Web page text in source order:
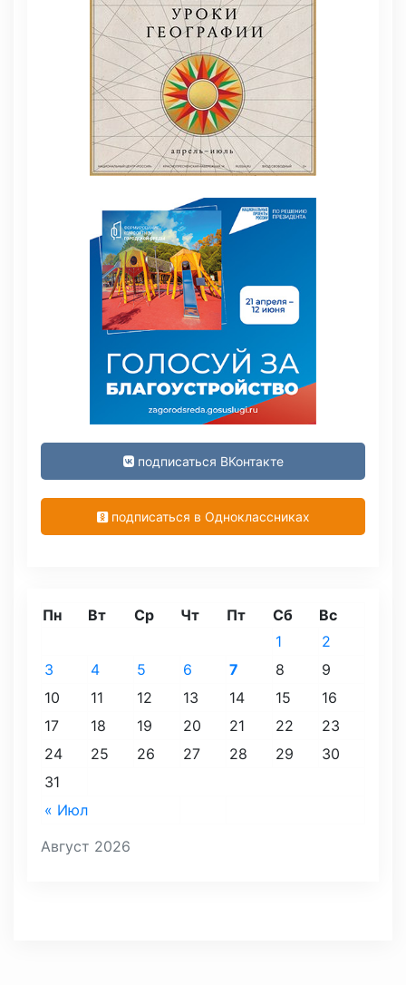
подписаться ВКонтакте
подписаться в Одноклассниках
Август 2026
Пн Вт Ср Чт Пт Сб Вс
« Июл
1
2
3
4 5 6 7 8
9
10
11 12 13 14 15
16
17
18 19 20 21 22
23
24
25 26 27 28 29
30
31